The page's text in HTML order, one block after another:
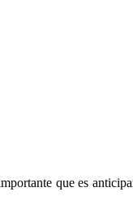
que es